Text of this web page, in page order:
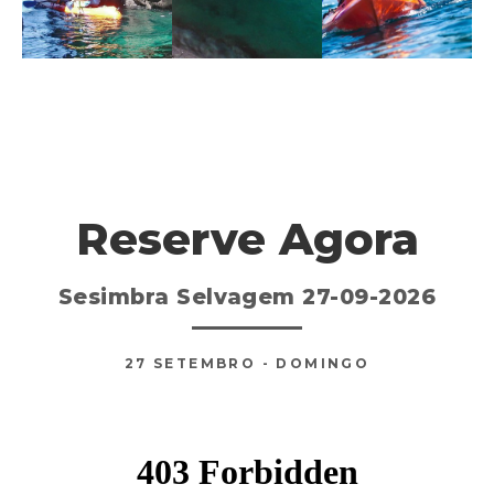
Reserve Agora
Sesimbra Selvagem 27-09-2026
27 SETEMBRO - DOMINGO